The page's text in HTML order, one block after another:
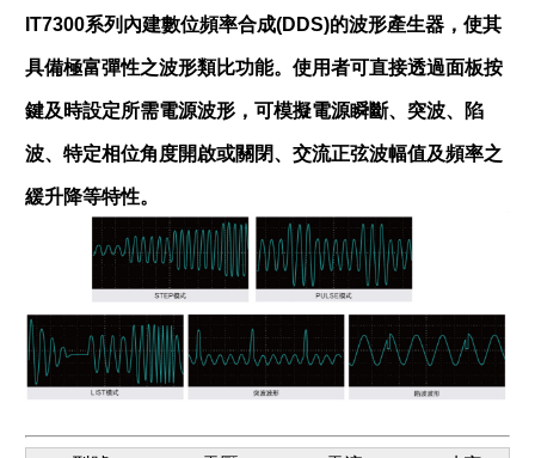
IT7300系列內建數位頻率合成(DDS)的波形產生器，使其
具備極富彈性之波形類比功能。使用者可直接透過面板按
鍵及時設定所需電源波形，可模擬電源瞬斷、突波、陷
波、特定相位角度開啟或關閉、交流正弦波幅值及頻率之
緩升降等特性。